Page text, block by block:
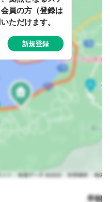
早朝
員の方（登録は
ただけます。
新規登録